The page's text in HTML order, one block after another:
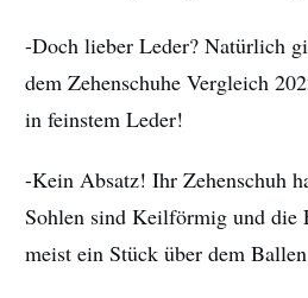
-Doch lieber Leder? Natürlich
dem Zehenschuhe Vergleich
in feinstem Leder!
-Kein Absatz! Ihr Zehenschuh
Sohlen sind Keilförmig und die
meist ein Stück über dem